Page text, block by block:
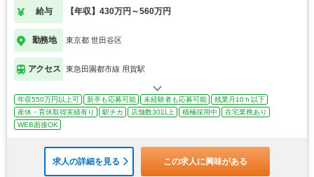
給与 【年収】430万円～560万円
勤務地 東京都 世田谷区
アクセス 東急田園都市線 用賀駅
年収550万円以上可 新卒も応募可能 未経験者も応募可能
残業月10ｈ以下
産休・育休取得実績有り
駅チカ 店舗数30以上 積極採用中
在宅業務あり
WEB面接OK
求人の詳細を見る この求人に興味がある